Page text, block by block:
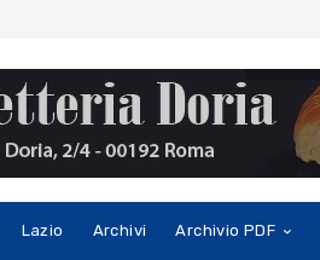
Lazio Archivi Archivio PDF